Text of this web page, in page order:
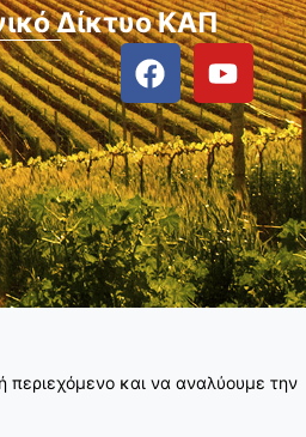
Δίκτυο ΚΑΠ
περιεχόμενο και να αναλύουμε την